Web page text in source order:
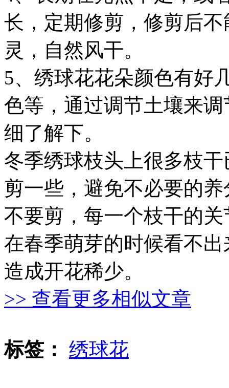
长，定期修剪，修剪后
灵，自然风干。
5、绣球花花朵颜色有好
色等，通过调节土壤来
细了解下。
冬季绣球枝头上很多枝
剪一些，避免不必要的
不要剪，每一个枝干的
在春季萌芽的时候看不
造成开花稀少。
>> 查看更多相似文章
标签： 绣球花